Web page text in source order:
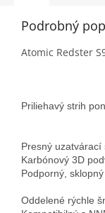
Podrobný
Atomic Redster
Priliehavý strih
Presný uzatvárací
Karbónový 3D
Podporný,
Oddelené rýchle